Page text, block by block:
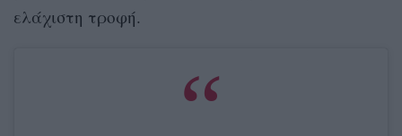
ελάχιστη τροφή.